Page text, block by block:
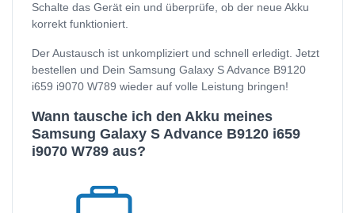
Schalte das Gerät ein und überprüfe, ob der neue Akku
korrekt funktioniert.
Der Austausch ist unkompliziert und schnell erledigt. Jetzt
bestellen und Dein Samsung Galaxy S Advance B9120
i659 i9070 W789 wieder auf volle Leistung bringen!
Wann tausche ich den Akku meines
Samsung Galaxy S Advance B9120 i659
i9070 W789 aus?